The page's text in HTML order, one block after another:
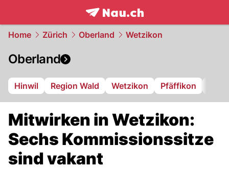
frontpage.NAU.ch
Home Zürich Oberland Wetzikon
Oberland
Hinwil Region Wald Wetzikon Pfäffikon
Mitwirken in Wetzikon:
Sechs Kommissionssitze
sind vakant